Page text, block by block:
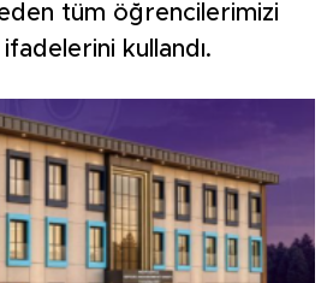
tüm öğrencilerimizi
kullandı.